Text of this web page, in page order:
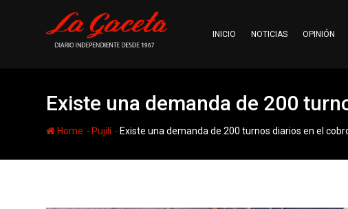
INICIO NOTICIAS OPINIÓN
Existe una demanda de 200
Home - Pujilí- Existe una demanda de 200 turnos diarios en el